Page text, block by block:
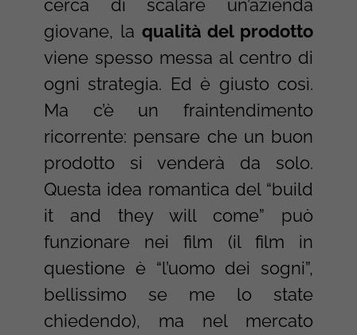
cerca di scalare un’azienda
giovane, la qualità del prodotto
viene spesso messa al centro di
ogni strategia. Ed è giusto così.
Ma c’è un fraintendimento
ricorrente: pensare che un buon
prodotto si venderà da solo.
Questa idea romantica del “build
it and they will come” può
funzionare nei film (il film in
questione è “l’uomo dei sogni”,
bellissimo se me lo state
chiedendo), ma nel mercato